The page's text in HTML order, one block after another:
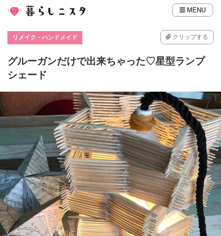
MENU
リメイク・ハンドメイド クリップする
グルーガンだけで出来ちゃった♡星型ランプ
シェード